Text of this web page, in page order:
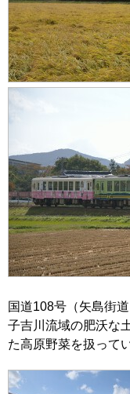
国道108号（矢島街
子吉川流域の肥沃な
た高原野菜を扱って